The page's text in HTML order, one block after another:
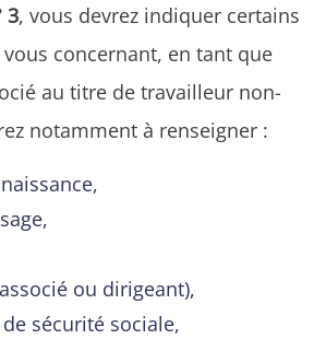
3, vous devrez indiquer certains
concernant, en tant que
au titre de travailleur non-
notamment à renseigner :
ou dirigeant),
sécurité sociale,